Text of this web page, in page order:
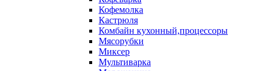
Кофемолка
Кастрюля
Комбайн кухонный,процессоры
Мясорубки
Миксер
Мультиварка